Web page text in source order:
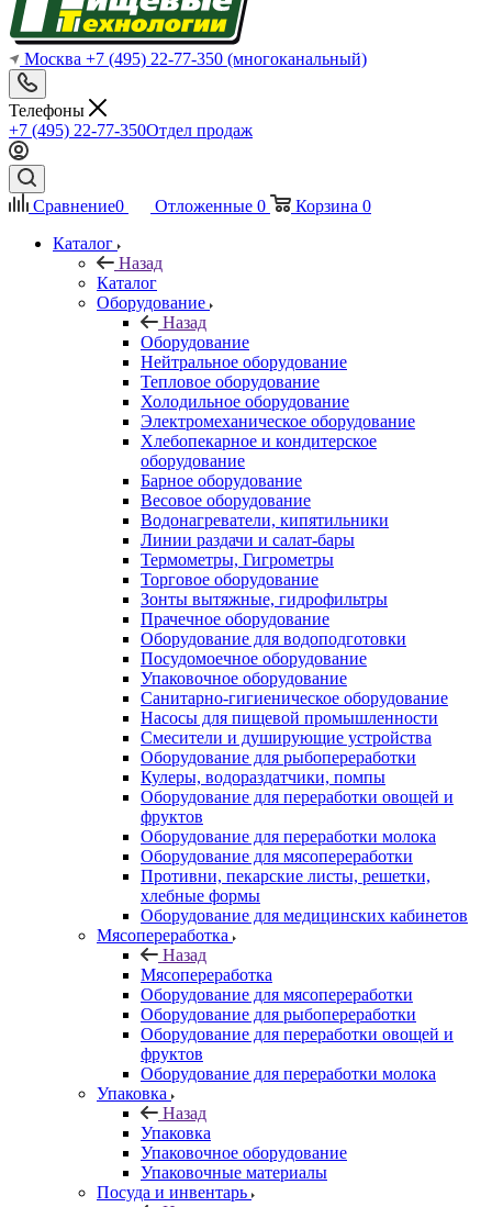
Москва +7 (495) 22-77-350 (многоканальный)
Телефоны
+7 (495) 22-77-350Отдел продаж
Сравнение0 Отложенные 0 Корзина 0
Каталог
Назад
Каталог
Оборудование
Назад
Оборудование
Нейтральное оборудование
Тепловое оборудование
Холодильное оборудование
Электромеханическое оборудование
Хлебопекарное и кондитерское
оборудование
Барное оборудование
Весовое оборудование
Водонагреватели, кипятильники
Линии раздачи и салат-бары
Термометры, Гигрометры
Торговое оборудование
Зонты вытяжные, гидрофильтры
Прачечное оборудование
Оборудование для водоподготовки
Посудомоечное оборудование
Упаковочное оборудование
Санитарно-гигиеническое оборудование
Насосы для пищевой промышленности
Смесители и душирующие устройства
Оборудование для рыбопереработки
Кулеры, водораздатчики, помпы
Оборудование для переработки овощей и
фруктов
Оборудование для переработки молока
Оборудование для мясопереработки
Противни, пекарские листы, решетки,
хлебные формы
Оборудование для медицинских кабинетов
Мясопереработка
Назад
Мясопереработка
Оборудование для мясопереработки
Оборудование для рыбопереработки
Оборудование для переработки овощей и
фруктов
Оборудование для переработки молока
Упаковка
Назад
Упаковка
Упаковочное оборудование
Упаковочные материалы
Посуда и инвентарь